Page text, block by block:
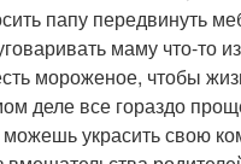
папу передвинуть
маму что-то
мороженое, чтобы
деле все гораздо
украсить свою